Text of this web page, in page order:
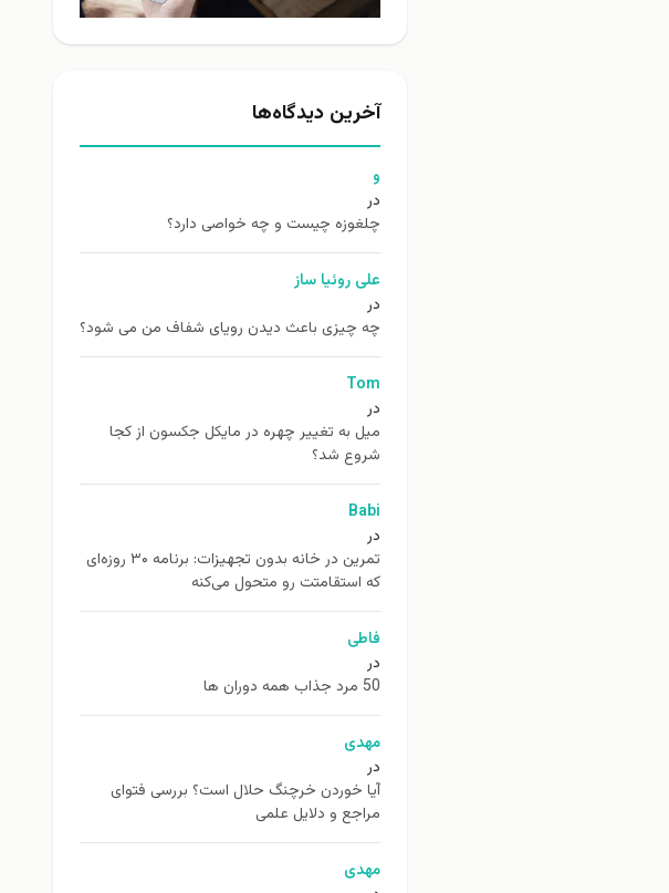
آخرین دیدگاه‌ها
و
در
چلغوزه چیست و چه خواصی دارد؟
علی روئیا ساز
در
چه چیزی باعث دیدن رویای شفاف من می شود؟
Tom
در
ميل به تغيير چهره در مایکل جکسون از كجا
شروع شد؟
Babi
در
تمرین در خانه بدون تجهیزات: برنامه ۳۰ روزه‌ای
که استقامتت رو متحول می‌کنه
فاطی
در
50 مرد جذاب همه دوران ها
مهدی
در
آیا خوردن خرچنگ حلال است؟ بررسی فتوای
مراجع و دلایل علمی
مهدی